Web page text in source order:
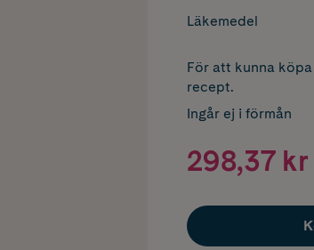
Läkemedel
För att kunna
recept.
Ingår ej i förmån
298,37 kr